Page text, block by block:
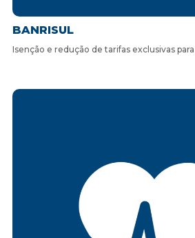
BANRISUL
Isenção e redução de tarifas exclusivas